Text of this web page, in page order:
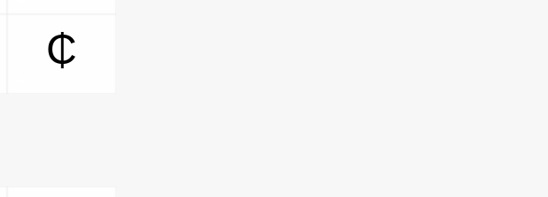
₵